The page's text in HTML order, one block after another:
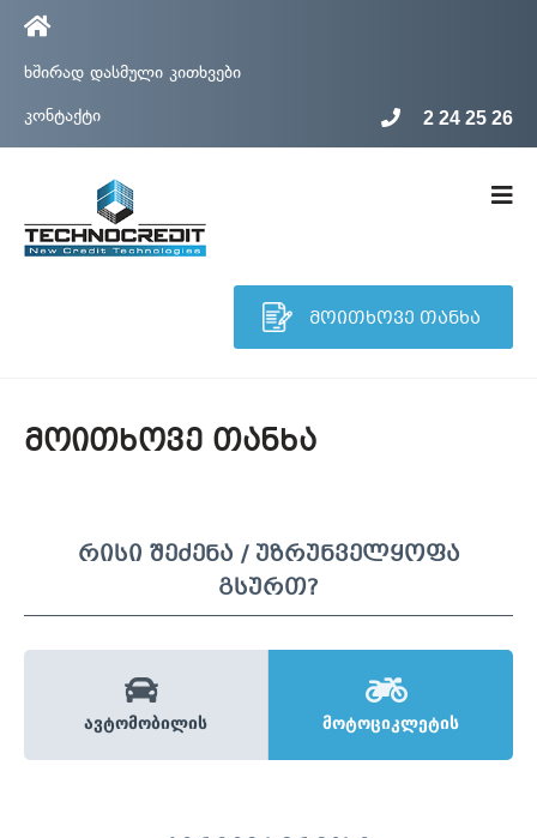
ხშირად დასმული კითხვები
კონტაქტი
2 24 25 26
მოითხოვე თანხა
მოითხოვე თანხა
რისი შეძენა / უზრუნველყოფა
გსურთ?
ავტომობილის მოტოციკლეტის